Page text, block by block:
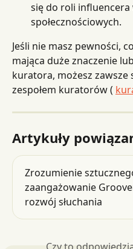
się do roli influencera
społecznościowych.
Jeśli nie masz pewności,
mająca duże znaczenie
kuratora, możesz zawsze
zespołem kuratorów (
Artykuły
Zrozumienie
zaangażowanie
rozwój słuchania